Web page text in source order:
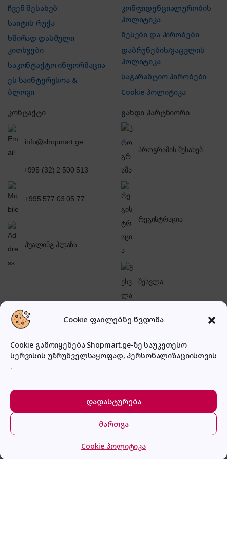
Cookie ფაილებზე წვდომა
Cookie გამოიყენება Shopmart.ge-ზე საუკეთესო
სერვისის უზრუნველსაყოფად, პერსონალიზაციისთვის
.
დადასტურება
მართვა
Cookie პოლიტიკა
ჩვენ შესახებ
საიტის რუქა
ხშირად დასმული
კითხვები
საკონტაქტო ინფორმაცია
ეს საინტერესოა &
ბლოგი
კონფიდენციალურობის
პოლიტიკა
წესები და პირობები
დაბრუნების/გაცვლის
პოლიტიკა
საგარანტიო პირობები
Cookie პოლიტიკა
კონტაქტი
info@shopmart.ge
+995 (32) 2 500 513
+995 577 03 05 77
ჰუალინგ პლაზა
გახდი პარტნიორი
პროგრამის შესახებ
რეგისტრაცია
შესვლა
პირადი კაბინეტი
მთავარი კატეგორიები კალათა შესვლა